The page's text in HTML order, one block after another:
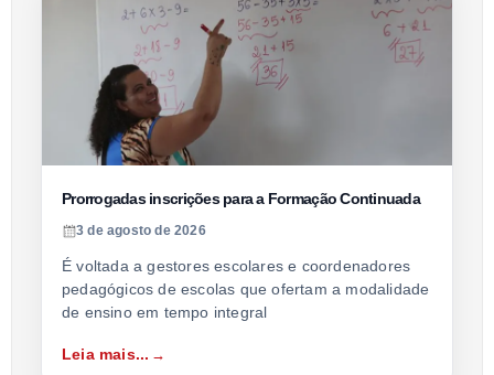
Prorrogadas inscrições para a Formação Continuada
3 de agosto de 2026
É voltada a gestores escolares e coordenadores
pedagógicos de escolas que ofertam a modalidade
de ensino em tempo integral
Leia mais...